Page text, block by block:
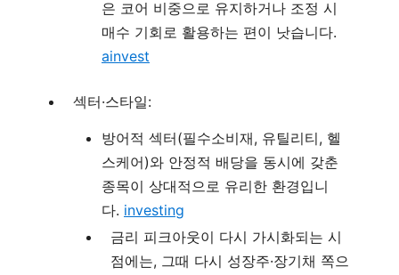
은 코어 비중으로 유지하거나 조정 시
매수 기회로 활용하는 편이 낫습니다.
ainvest
섹터·스타일:
방어적 섹터(필수소비재, 유틸리티, 헬
스케어)와 안정적 배당을 동시에 갖춘
종목이 상대적으로 유리한 환경입니
다. investing
금리 피크아웃이 다시 가시화되는 시
점에는, 그때 다시 성장주·장기채 쪽으